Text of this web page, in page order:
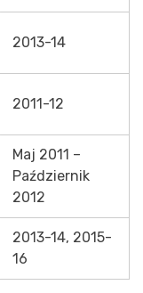
2013-14
2011-12
Maj 2011 –
Październik
2012
2013-14, 2015-
16